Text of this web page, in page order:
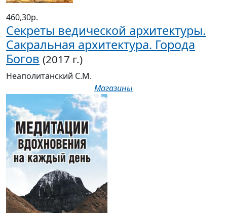
460,30р.
Секреты ведической архитектуры.
Сакральная архитектура. Города
Богов (2017 г.)
Неаполитанский С.М.
Магазины